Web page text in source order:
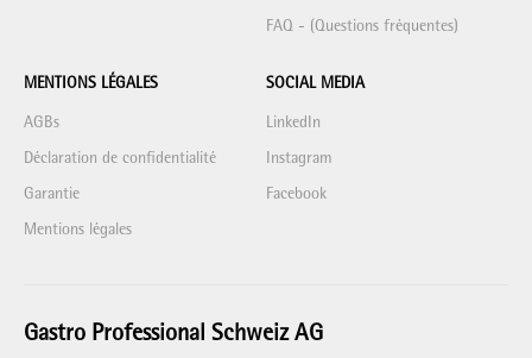
FAQ - (Questions fréquentes)
MENTIONS LÉGALES
AGBs
Déclaration de confidentialité
Garantie
Mentions légales
SOCIAL MEDIA
LinkedIn
Instagram
Facebook
Gastro Professional Schweiz AG